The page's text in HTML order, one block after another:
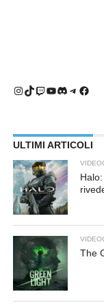
Instagram
TikTok
Twitch
YouTube
Discord
ULTIMI ARTICOLI
The